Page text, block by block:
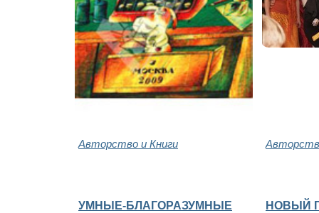
Авторство и Книги
УМНЫЕ-БЛАГОРАЗУМНЫЕ
НОВЫЙ